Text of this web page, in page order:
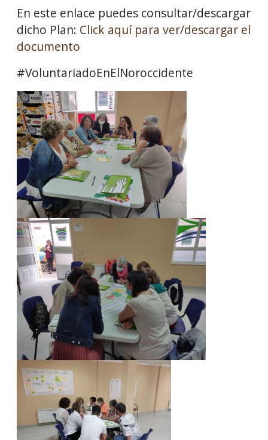
En este enlace puedes consultar/descargar
dicho Plan: Click aquí para ver/descargar el
documento
#VoluntariadoEnElNoroccidente